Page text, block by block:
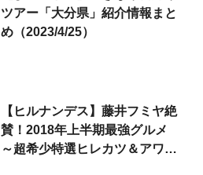
ツアー「大分県」紹介情報まと
め（2023/4/25）
【ヒルナンデス】藤井フミヤ絶
賛！2018年上半期最強グルメ
～超希少特選ヒレカツ＆アワビ